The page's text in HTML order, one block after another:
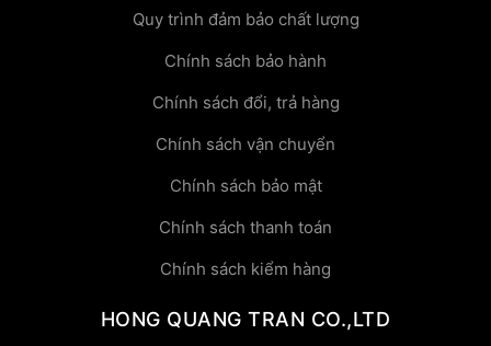
Quy trình đảm bảo chất lượng
Chính sách bảo hành
Chính sách đổi, trả hàng
Chính sách vận chuyển
Chính sách bảo mật
Chính sách thanh toán
Chính sách kiểm hàng
HONG QUANG TRAN CO.,LTD